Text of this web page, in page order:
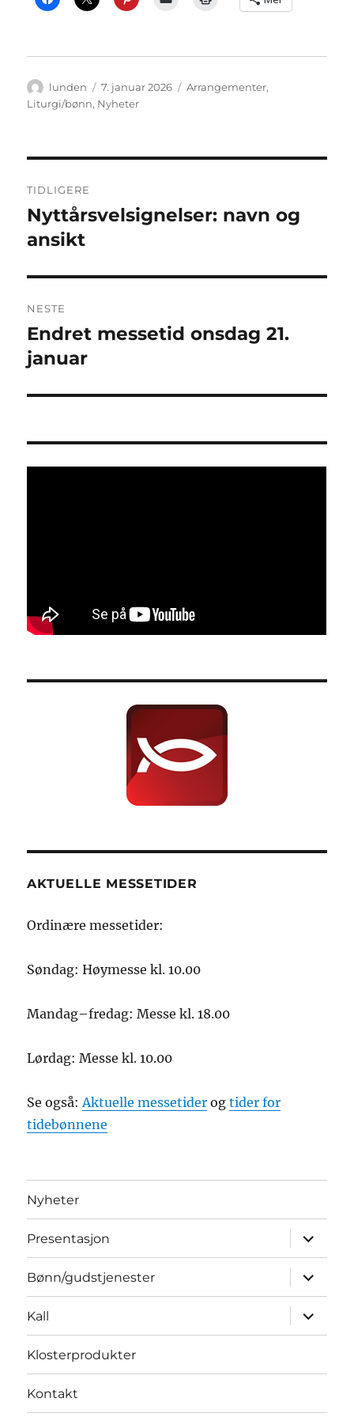
Forfatter
lunden Publisert
7. januar 2026 Kategorier
Arrangementer,
Liturgi/bønn, Nyheter
TIDLIGERE
Forrige
innlegg:
Nyttårsvelsignelser: navn og
ansikt
NESTE
Neste
innlegg:
Endret messetid onsdag 21.
januar
AKTUELLE MESSETIDER
Ordinære messetider:
Søndag: Høymesse kl. 10.00
Mandag–fredag: Messe kl. 18.00
Lørdag: Messe kl. 10.00
Se også:Aktuelle messetider ogtider for
tidebønnene
Nyheter
Presentasjon
Utvid
Bønn/gudstjenester
Utvid
Kall
Utvid
Klosterprodukter
Kontakt